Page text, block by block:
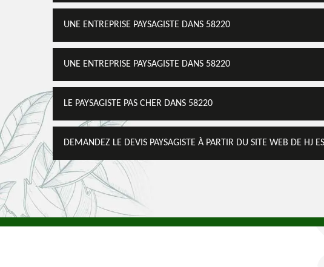
UNE ENTREPRISE PAYSAGISTE DANS 58220
UNE ENTREPRISE PAYSAGISTE DANS 58220
LE PAYSAGISTE PAS CHER DANS 58220
DEMANDEZ LE DEVIS PAYSAGISTE À PARTIR DU SITE WEB DE HJ